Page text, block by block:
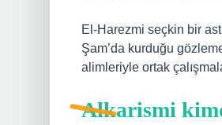
El-Harezmi seçkin bir
Şam’da kurduğu
alimleriyle ortak
Alkarismi